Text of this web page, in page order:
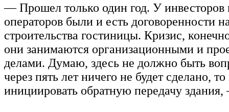
— Прошел только один год. У инвесторов
операторов были и есть договоренности
строительства гостиницы. Кризис,
они занимаются организационными и
делами. Думаю, здесь не должно быть
через пять лет ничего не будет сделано,
инициировать обратную передачу